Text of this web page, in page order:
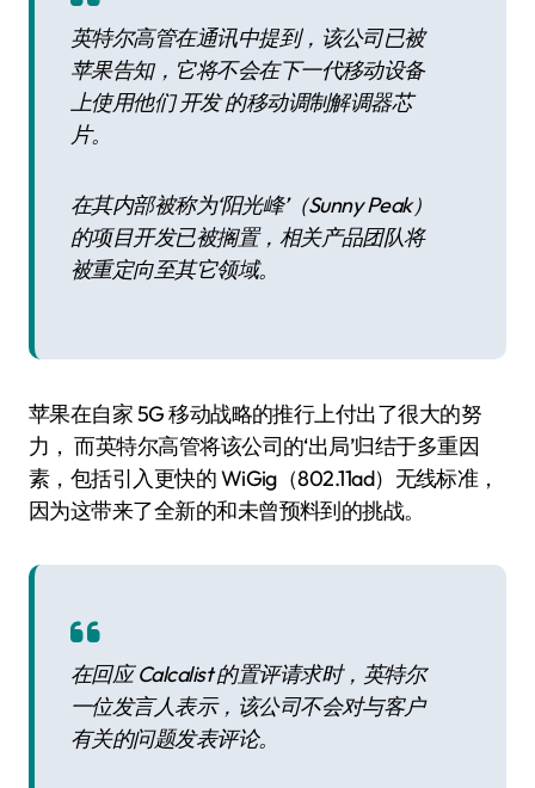
英特尔高管在通讯中提到，该公司已被
苹果告知，它将不会在下一代移动设备
上使用他们 开发 的移动调制解调器芯
片。
在其内部被称为‘阳光峰’（Sunny Peak）
的项目开发已被搁置，相关产品团队将
被重定向至其它领域。
苹果在自家 5G 移动战略的推行上付出了很大的努
力， 而英特尔高管将该公司的‘出局’归结于多重因
素，包括引入更快的 WiGig（802.11ad）无线标准，
因为这带来了全新的和未曾预料到的挑战。
在回应 Calcalist 的置评请求时，英特尔
一位发言人表示，该公司不会对与客户
有关的问题发表评论。